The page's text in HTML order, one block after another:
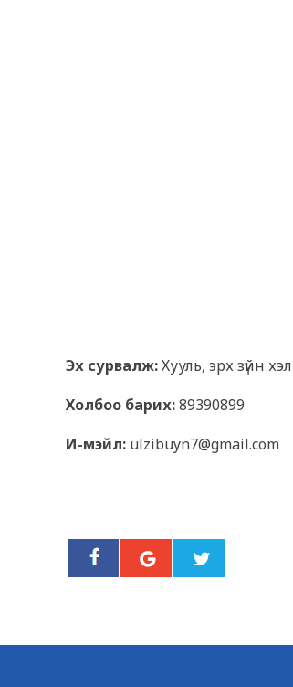
Эх сурвалж:Хууль, эрх зүйн
Холбоо барих:89390899
И-мэйл: ulzibuyn7@gmail.com